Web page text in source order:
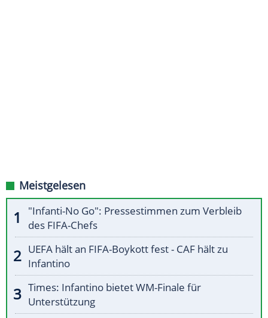
Meistgelesen
"Infanti-No Go": Pressestimmen zum Verbleib
des FIFA-Chefs
UEFA hält an FIFA-Boykott fest - CAF hält zu
Infantino
Times: Infantino bietet WM-Finale für
Unterstützung